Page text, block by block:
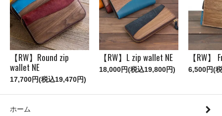
【RW】Round zip
wallet NE
17,700円(税込19,470円)
【RW】L zip wallet NE
18,000円(税込19,800円)
【RW】
6,500円(
ホーム